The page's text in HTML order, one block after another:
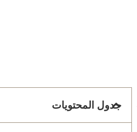
جدول المحتويات